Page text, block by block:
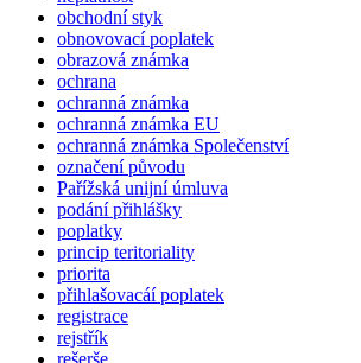
obchodní styk
obnovovací poplatek
obrazová známka
ochrana
ochranná známka
ochranná známka EU
ochranná známka Společenství
označení původu
Pařížská unijní úmluva
podání přihlášky
poplatky
princip teritoriality
priorita
přihlašovacáí poplatek
registrace
rejstřík
rešerše